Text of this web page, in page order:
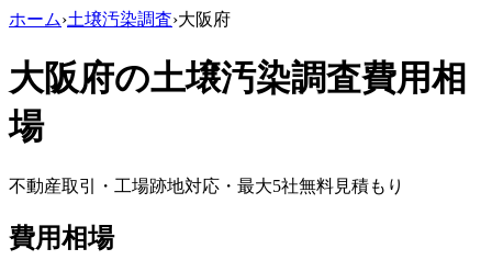
ホーム›土壌汚染調査›大阪府
大阪府の土壌汚染調査費用相
場
不動産取引・工場跡地対応・最大5社無料見積もり
費用相場